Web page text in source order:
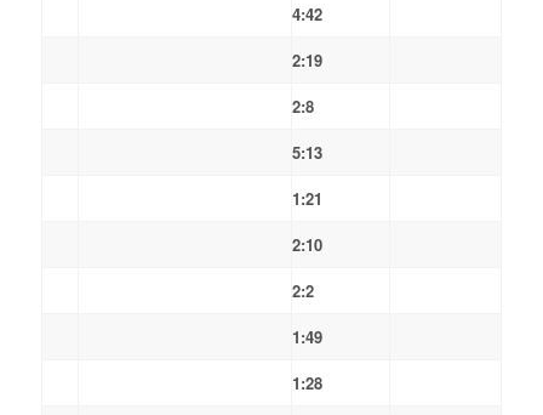
4:42
2:19
2:8
5:13
1:21
2:10
2:2
1:49
1:28